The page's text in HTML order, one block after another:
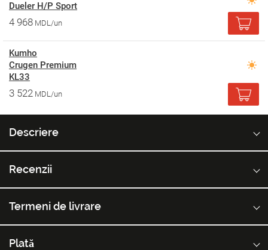
Dueler H/P Sport
4 968 MDL/un
Kumho
Crugen Premium
KL33
3 522 MDL/un
Descriere
Recenzii
Termeni de livrare
Plată